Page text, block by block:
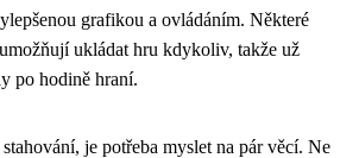
grafikou a ovládáním. Některé
ukládat hru kdykoliv, takže už
po hodině hraní.
je potřeba myslet na pár věcí. Ne